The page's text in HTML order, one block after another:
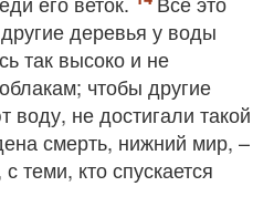
деревья у воды
так высоко и не
чтобы другие
воду, не достигали такой
смерть, нижний мир, –
теми, кто спускается